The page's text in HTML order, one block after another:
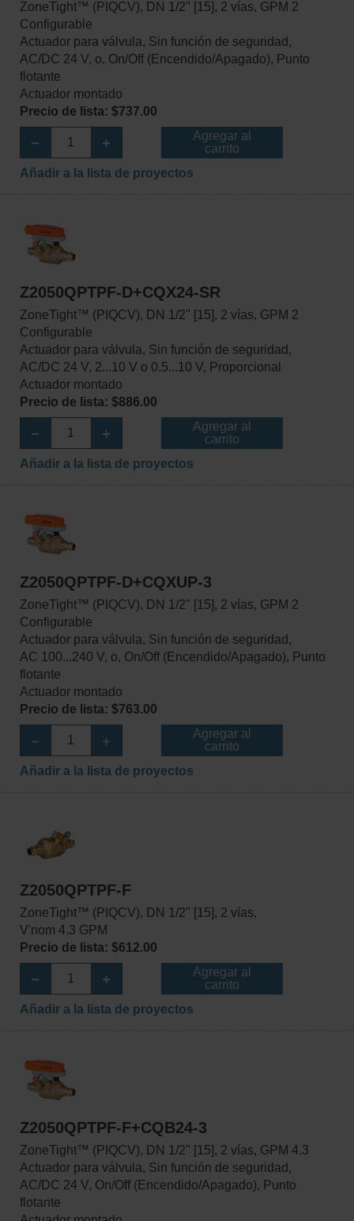
ZoneTight™ (PIQCV), DN 1/2" [15], 2 vías, GPM 2
Configurable
Actuador para válvula, Sin función de seguridad,
AC/DC 24 V, o, On/Off (Encendido/Apagado), Punto
flotante
Actuador montado
Precio de lista: $737.00
Agregar al
carrito
Añadir a la lista de proyectos
Z2050QPTPF-D+CQX24-SR
ZoneTight™ (PIQCV), DN 1/2" [15], 2 vías, GPM 2
Configurable
Actuador para válvula, Sin función de seguridad,
AC/DC 24 V, 2...10 V o 0.5...10 V, Proporcional
Actuador montado
Precio de lista: $886.00
Agregar al
carrito
Añadir a la lista de proyectos
Z2050QPTPF-D+CQXUP-3
ZoneTight™ (PIQCV), DN 1/2" [15], 2 vías, GPM 2
Configurable
Actuador para válvula, Sin función de seguridad,
AC 100...240 V, o, On/Off (Encendido/Apagado), Punto
flotante
Actuador montado
Precio de lista: $763.00
Agregar al
carrito
Añadir a la lista de proyectos
Z2050QPTPF-F
ZoneTight™ (PIQCV), DN 1/2" [15], 2 vías,
V'nom 4.3 GPM
Precio de lista: $612.00
Agregar al
carrito
Añadir a la lista de proyectos
Z2050QPTPF-F+CQB24-3
ZoneTight™ (PIQCV), DN 1/2" [15], 2 vías, GPM 4.3
Actuador para válvula, Sin función de seguridad,
AC/DC 24 V, On/Off (Encendido/Apagado), Punto
flotante